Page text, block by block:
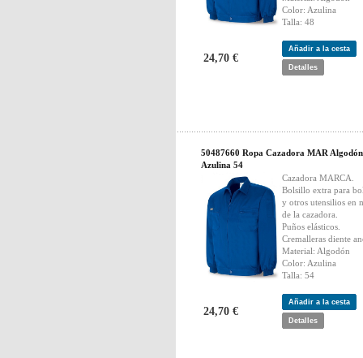
Color: Azulina
Talla: 48
24,70 €
Añadir a la cesta
Detalles
50487660 Ropa Cazadora MAR Algodón
Azulina 54
Cazadora MARCA.
Bolsillo extra para
y otros utensilios en
de la cazadora.
Puños elásticos.
Cremalleras diente
Material: Algodón
Color: Azulina
Talla: 54
24,70 €
Añadir a la cesta
Detalles